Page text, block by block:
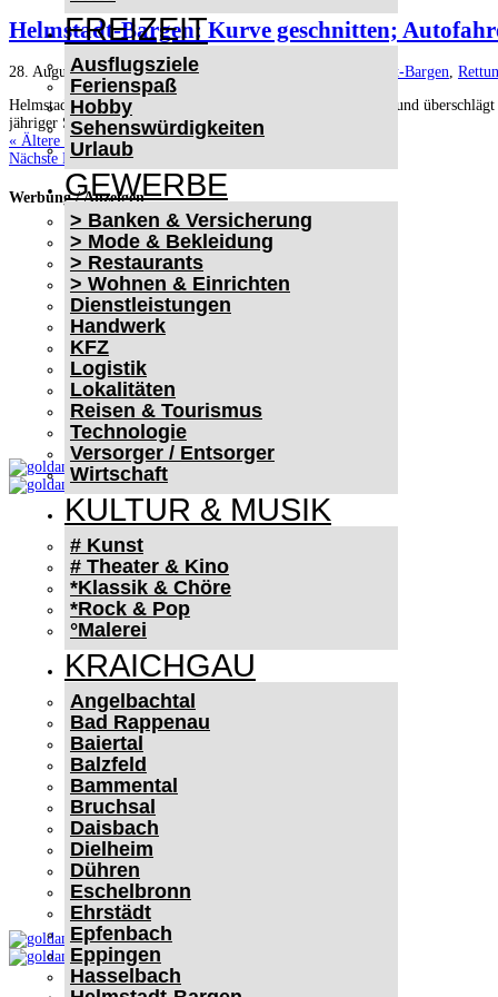
FREIZEIT
Ausflugsziele
Ferienspaß
Hobby
Sehenswürdigkeiten
Urlaub
GEWERBE
> Banken & Versicherung
> Mode & Bekleidung
> Restaurants
> Wohnen & Einrichten
Dienstleistungen
Handwerk
KFZ
Logistik
Lokalitäten
Reisen & Tourismus
Technologie
Versorger / Entsorger
Wirtschaft
KULTUR & MUSIK
# Kunst
# Theater & Kino
*Klassik & Chöre
*Rock & Pop
°Malerei
KRAICHGAU
Angelbachtal
Bad Rappenau
Baiertal
Balzfeld
Bammental
Bruchsal
Daisbach
Dielheim
Dühren
Eschelbronn
Ehrstädt
Epfenbach
Eppingen
Hasselbach
Helmstadt-Bargen: Kurve geschnitten;
28. August 2020|#Polizei,Blaulicht Helmstadt-Bargen,
Helmstadt-Bargen: Kurve geschnitten; Autofahrer weicht aus und
jähriger Subaru-Fahrer auf der L 530 von...
« Ältere Einträge
Nächste Einträge »
Werbung / Anzeigen